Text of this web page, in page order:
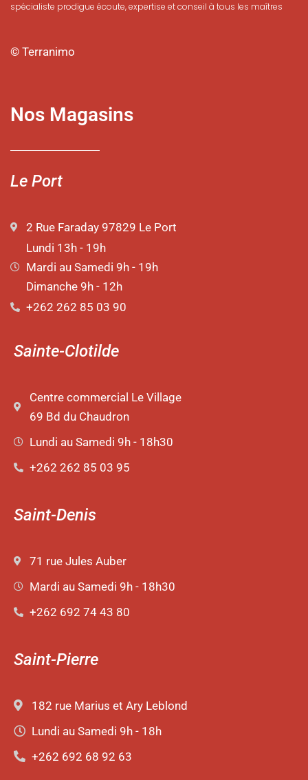
spécialiste prodigue écoute, expertise et conseil à tous les maîtres
© Terranimo
Nos Magasins
Le Port
2 Rue Faraday 97829 Le Port
Lundi 13h - 19h
Mardi au Samedi 9h - 19h
Dimanche 9h - 12h
+262 262 85 03 90
Sainte-Clotilde
Centre commercial Le Village
69 Bd du Chaudron
Lundi au Samedi 9h - 18h30
+262 262 85 03 95
Saint-Denis
71 rue Jules Auber
Mardi au Samedi 9h - 18h30
+262 692 74 43 80
Saint-Pierre
182 rue Marius et Ary Leblond
Lundi au Samedi 9h - 18h
+262 692 68 92 63